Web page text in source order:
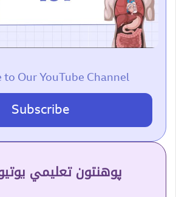
to Our YouTube Channel
Subscribe
پوهنتون تعلیمي